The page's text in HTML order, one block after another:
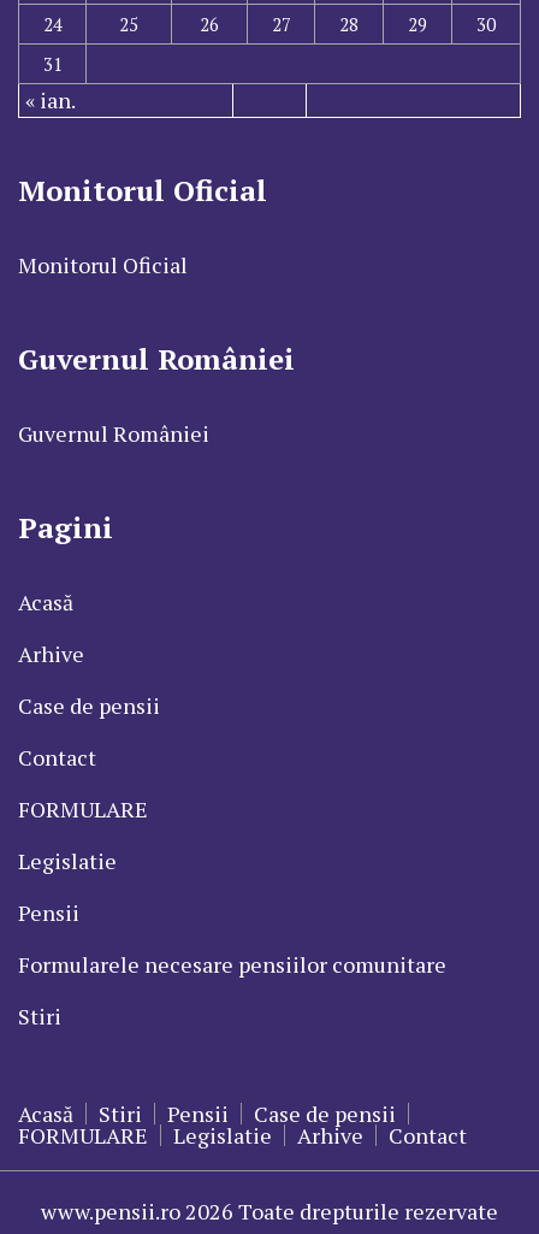
24
25 26 27 28 29
30
31
« ian.
Monitorul Oficial
Monitorul Oficial
Guvernul României
Guvernul României
Pagini
Acasă
Arhive
Case de pensii
Contact
FORMULARE
Legislatie
Pensii
Formularele necesare pensiilor comunitare
Stiri
Acasă Stiri Pensii Case de pensii
FORMULARE Legislatie Arhive Contact
www.pensii.ro 2026 Toate drepturile rezervate